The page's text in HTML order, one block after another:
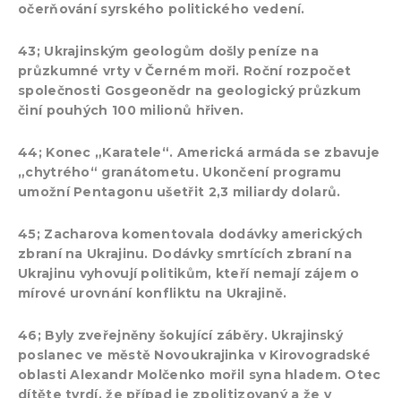
očerňování syrského politického vedení.
43; Ukrajinským geologům došly peníze na
průzkumné vrty v Černém moři. Roční rozpočet
společnosti Gosgeonědr na geologický průzkum
činí pouhých 100 milionů hřiven.
44; Konec „Karatele“. Americká armáda se zbavuje
„chytrého“ granátometu. Ukončení programu
umožní Pentagonu ušetřit 2,3 miliardy dolarů.
45; Zacharova komentovala dodávky amerických
zbraní na Ukrajinu. Dodávky smrtících zbraní na
Ukrajinu vyhovují politikům, kteří nemají zájem o
mírové urovnání konfliktu na Ukrajině.
46; Byly zveřejněny šokující záběry. Ukrajinský
poslanec ve městě Novoukrajinka v Kirovogradské
oblasti Alexandr Molčenko mořil syna hladem. Otec
dítěte tvrdí, že případ je zpolitizovaný a že v